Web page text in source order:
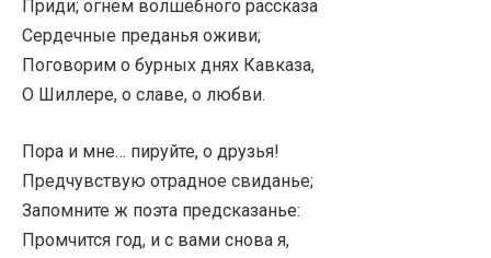
Приди; огнем волшебного рассказа
Сердечные преданья оживи;
Поговорим о бурных днях Кавказа,
О Шиллере, о славе, о любви.
Пора и мне… пируйте, о друзья!
Предчувствую отрадное свиданье;
Запомните ж поэта предсказанье:
Промчится год, и с вами снова я,